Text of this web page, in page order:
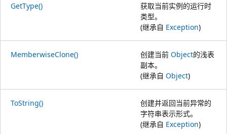
GetType()
获取当前实例的运行时
类型。
(继承自 Exception)
MemberwiseClone() 创建当前 Object的浅表
副本。
(继承自 Object)
ToString()
创建并返回当前异常的
字符串表示形式。
(继承自 Exception)